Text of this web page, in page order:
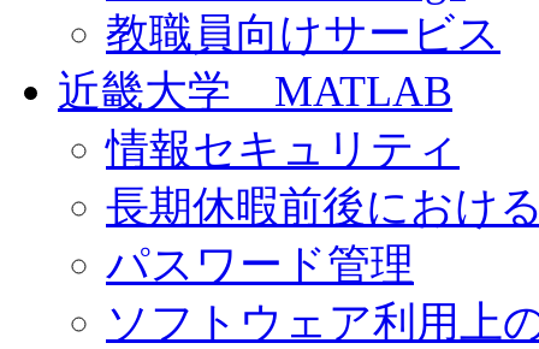
教職員向けサービス
近畿大学 MATLAB
情報セキュリティ
長期休暇前後におけ
パスワード管理
ソフトウェア利用上